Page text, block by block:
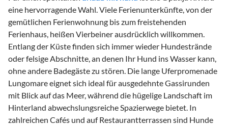
eine hervorragende Wahl. Viele Ferienunterkünfte, von der
gemütlichen Ferienwohnung bis zum freistehenden
Ferienhaus, heißen Vierbeiner ausdrücklich willkommen.
Entlang der Küste finden sich immer wieder Hundestrände
oder felsige Abschnitte, an denen Ihr Hund ins Wasser kann,
ohne andere Badegäste zu stören. Die lange Uferpromenade
Lungomare eignet sich ideal für ausgedehnte Gassirunden
mit Blick auf das Meer, während die hügelige Landschaft im
Hinterland abwechslungsreiche Spazierwege bietet. In
zahlreichen Cafés und auf Restaurantterrassen sind Hunde